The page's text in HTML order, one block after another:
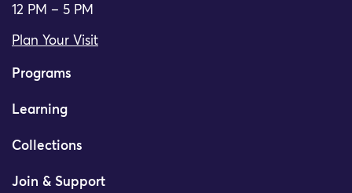
12 PM – 5 PM
Plan Your Visit
Programs
Learning
Collections
Join & Support